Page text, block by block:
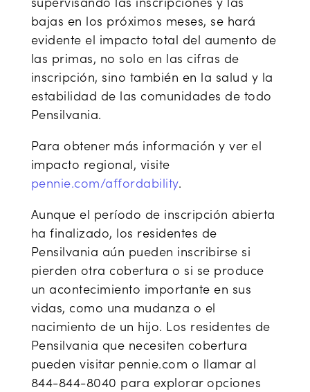
bajas en los próximos meses, se hará
evidente el impacto total del aumento de
las primas, no solo en las cifras de
inscripción, sino también en la salud y la
estabilidad de las comunidades de todo
Pensilvania.
Para obtener más información y ver el
impacto regional, visite
pennie.com/affordability.
Aunque el período de inscripción abierta
ha finalizado, los residentes de
Pensilvania aún pueden inscribirse si
pierden otra cobertura o si se produce
un acontecimiento importante en sus
vidas, como una mudanza o el
nacimiento de un hijo. Los residentes de
Pensilvania que necesiten cobertura
pueden visitar pennie.com o llamar al
844-844-8040 para explorar opciones